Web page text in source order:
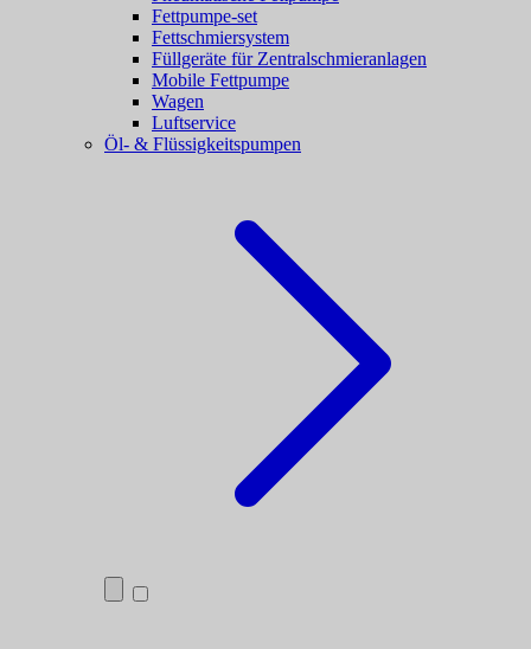
Fettpumpe-set
Fettschmiersystem
Füllgeräte für Zentralschmieranlagen
Mobile Fettpumpe
Wagen
Luftservice
Öl- & Flüssigkeitspumpen